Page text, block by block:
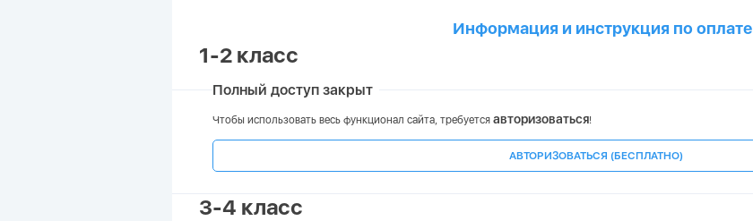
Информация и инструкция по оплате
1-2 класс
Полный доступ закрыт
Чтобы использовать весь функционал сайта, требуется авторизоваться!
АВТОРИЗОВАТЬСЯ (БЕСПЛАТНО)
3-4 класс